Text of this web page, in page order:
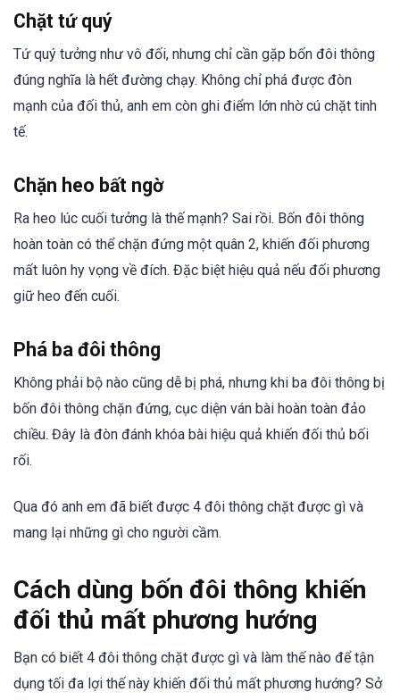
Chặt tứ quý
Tứ quý tưởng như vô đối, nhưng chỉ cần gặp bốn đôi thông
đúng nghĩa là hết đường chạy. Không chỉ phá được đòn
mạnh của đối thủ, anh em còn ghi điểm lớn nhờ cú chặt tinh
tế.
Chặn heo bất ngờ
Ra heo lúc cuối tưởng là thế mạnh? Sai rồi. Bốn đôi thông
hoàn toàn có thể chặn đứng một quân 2, khiến đối phương
mất luôn hy vọng về đích. Đặc biệt hiệu quả nếu đối phương
giữ heo đến cuối.
Phá ba đôi thông
Không phải bộ nào cũng dễ bị phá, nhưng khi ba đôi thông bị
bốn đôi thông chặn đứng, cục diện ván bài hoàn toàn đảo
chiều. Đây là đòn đánh khóa bài hiệu quả khiến đối thủ bối
rối.
Qua đó anh em đã biết được 4 đôi thông chặt được gì và
mang lại những gì cho người cầm.
Cách dùng bốn đôi thông khiến
đối thủ mất phương hướng
Bạn có biết 4 đôi thông chặt được gì và làm thế nào để tận
dụng tối đa lợi thế này khiến đối thủ mất phương hướng? Sở